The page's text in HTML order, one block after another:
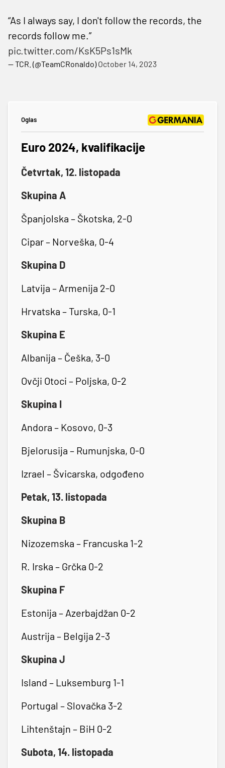
“As I always say, I don't follow the records, the
records follow me.”
pic.twitter.com/KsK5Ps1sMk
— TCR. (@TeamCRonaldo)October 14, 2023
Oglas
Euro 2024, kvalifikacije
Četvrtak, 12. listopada
Skupina A
Španjolska – Škotska, 2-0
Cipar – Norveška, 0-4
Skupina D
Latvija – Armenija 2-0
Hrvatska – Turska, 0-1
Skupina E
Albanija – Češka, 3-0
Ovčji Otoci – Poljska, 0-2
Skupina I
Andora – Kosovo, 0-3
Bjelorusija – Rumunjska, 0-0
Izrael – Švicarska, odgođeno
Petak, 13. listopada
Skupina B
Nizozemska – Francuska 1-2
R. Irska – Grčka 0-2
Skupina F
Estonija – Azerbajdžan 0-2
Austrija – Belgija 2-3
Skupina J
Island – Luksemburg 1-1
Portugal – Slovačka 3-2
Lihtenštajn – BiH 0-2
Subota, 14. listopada